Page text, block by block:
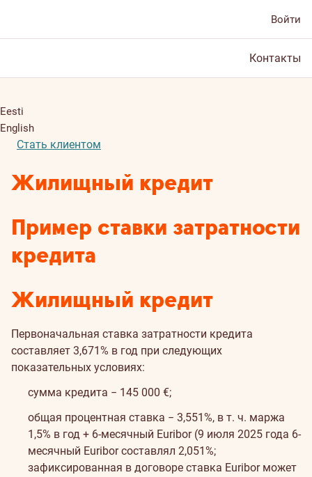
Войти
Контакты
Eesti
English
Стать клиентом
Жилищный кредит
Пример ставки затратности
кредита
Жилищный кредит
Первоначальная ставка затратности кредита
составляет 3,671% в год при следующих
показательных условиях:
сумма кредита − 145 000 €;
общая процентная ставка − 3,551%, в т. ч. маржа
1,5% в год + 6-месячный Euribor (9 июля 2025 года 6-
месячный Euribor составлял 2,051%;
зафиксированная в договоре ставка Euribor может